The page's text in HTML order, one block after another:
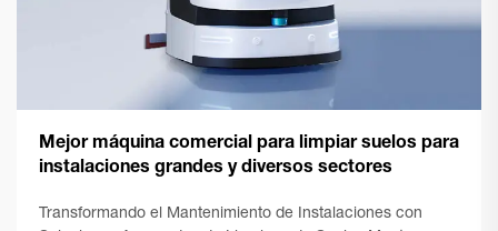
Mejor máquina comercial para limpiar suelos para
instalaciones grandes y diversos sectores
Transformando el Mantenimiento de Instalaciones con